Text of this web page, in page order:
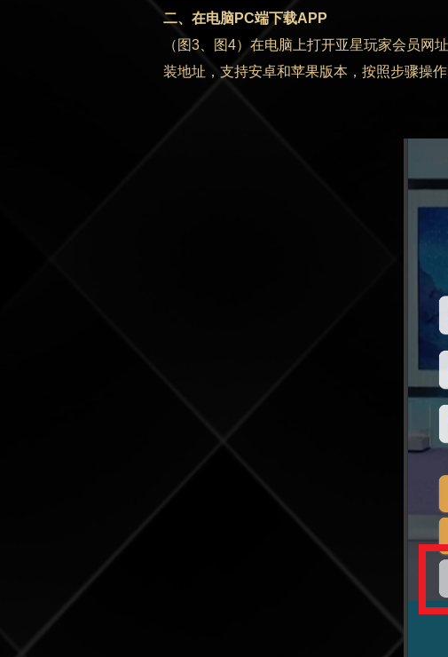
二、在电脑PC端下载APP
（图3、图4）在电脑上打开亚星玩家会员
装地址， 支持安卓和苹果版本， 按照步骤操